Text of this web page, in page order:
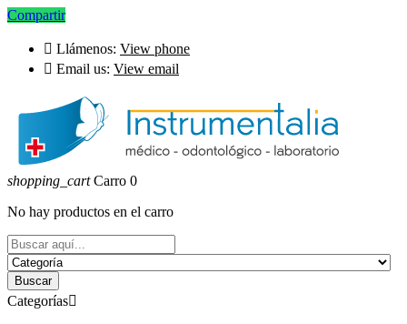
Compartir
 Llámenos: View phone
 Email us: View email
shopping_cart Carro 0
No hay productos en el carro
Buscar
Categorías